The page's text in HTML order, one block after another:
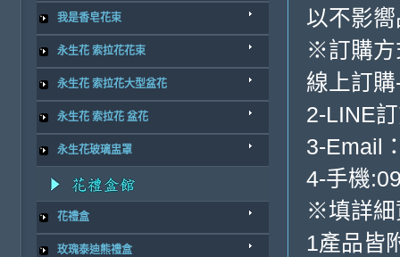
我是香皂花束
永生花 索拉花花束
永生花 索拉花大型盆花
永生花 索拉花 盆花
永生花玻璃盅罩
花禮盒
玫瑰泰迪熊禮盒
以不影
※訂購方
線上訂
2-LINE
3-Email
4-手機
※填詳細
1產品皆